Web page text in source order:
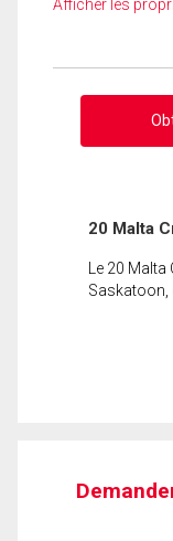
Afficher les
20 Malta
Le 20 Malta
Saskatoon,